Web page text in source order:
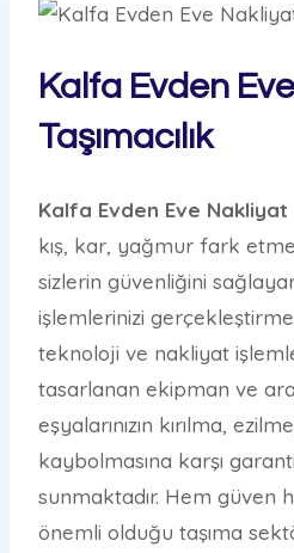
Kalfa Evden
Taşımacılık
Kalfa Evden Eve Nakliyat
kış, kar, yağmur fark
sizlerin güvenliğini
işlemlerinizi
teknoloji ve nakliyat
tasarlanan ekipman ve
eşyalarınızın kırılma,
kaybolmasına karşı
sunmaktadır. Hem güven
önemli olduğu taşıma